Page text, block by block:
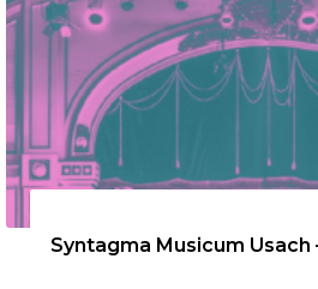
Syntagma Musicum Usach